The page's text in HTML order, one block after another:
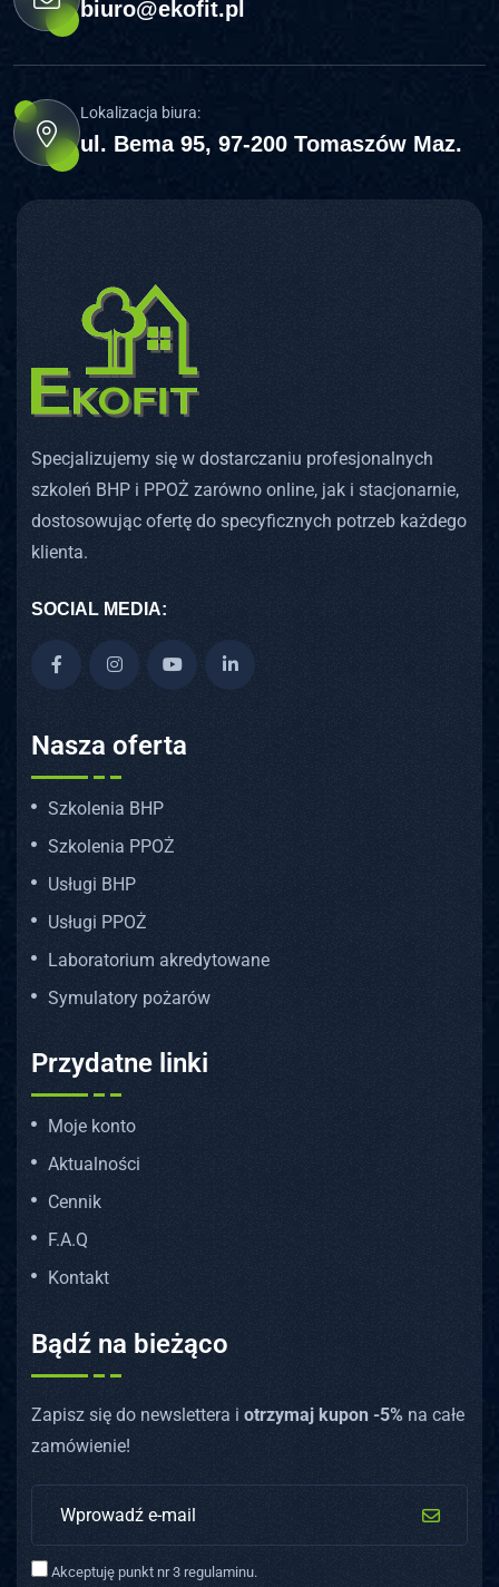
biuro@ekofit.pl
Lokalizacja biura:
ul. Bema 95, 97-200 Tomaszów Maz.
Specjalizujemy się w dostarczaniu profesjonalnych
szkoleń BHP i PPOŻ zarówno online, jak i stacjonarnie,
dostosowując ofertę do specyficznych potrzeb każdego
klienta.
SOCIAL MEDIA:
Nasza oferta
Szkolenia BHP
Szkolenia PPOŻ
Usługi BHP
Usługi PPOŻ
Laboratorium akredytowane
Symulatory pożarów
Przydatne linki
Moje konto
Aktualności
Cennik
F.A.Q
Kontakt
Bądź na bieżąco
Zapisz się do newslettera i otrzymaj kupon -5% na całe
zamówienie!
Akceptuję punkt nr 3 regulaminu.